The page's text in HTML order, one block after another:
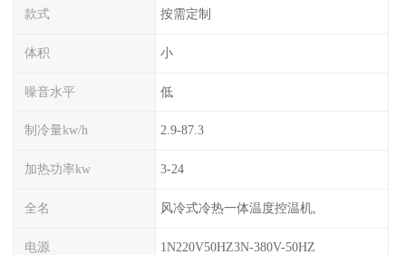
款式 按需定制
体积 小
噪音水平 低
制冷量kw/h 2.9-87.3
加热功率kw 3-24
全名 风冷式冷热一体温度控温机,
电源 1N220V50HZ3N-380V-50HZ